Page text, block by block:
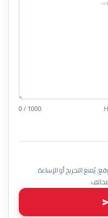
0 / 1000
يُمنع التجريح أو الإساءة